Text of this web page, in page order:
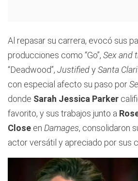
Al repasar su carrera, evocó sus
producciones como “Go”, Sex and
“Deadwood”, JustifiedySanta
con especial afecto su paso por
donde Sarah Jessica Parker
favorito, y sus trabajos junto a
Close en Damages, consolidaron
actor versátil y apreciado por sus